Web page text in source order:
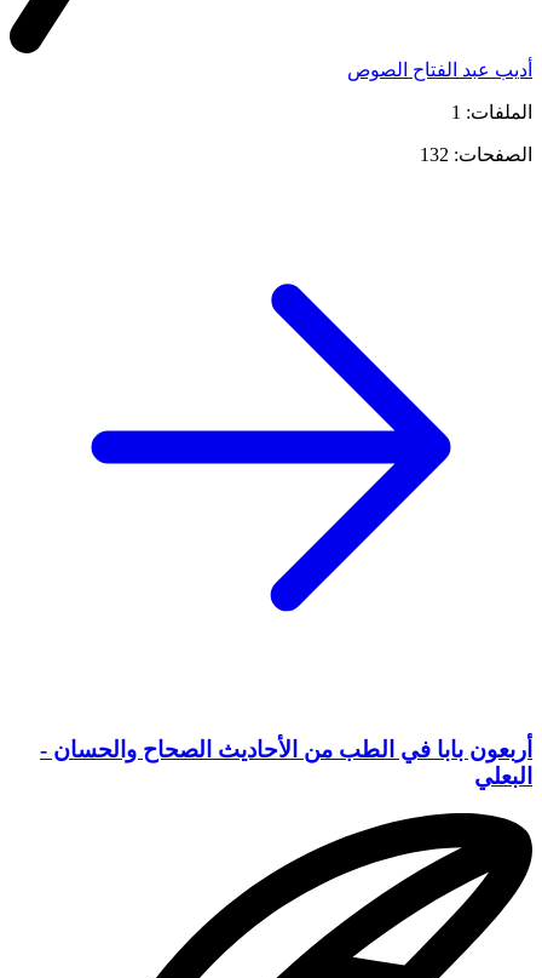
أديب عبد الفتاح الصوص
الملفات: 1
الصفحات: 132
أربعون بابا في الطب من الأحاديث الصحاح والحسان -
البعلي